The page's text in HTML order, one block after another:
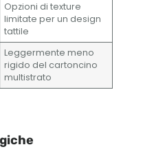
Opzioni di texture
limitate per un design
tattile
Leggermente meno
rigido del cartoncino
multistrato